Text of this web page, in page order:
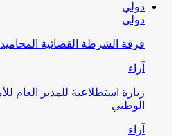
دولي
دولي
فرقة الشرطة القضائية
آراء
زيارة استطلاعية للمدير العام
الوطني
آراء